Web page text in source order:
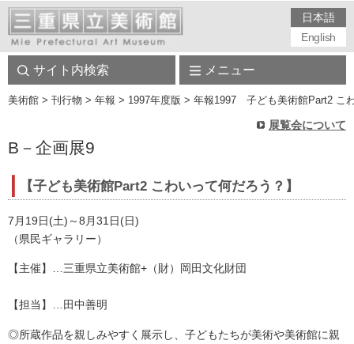
日本語
English
サイト内検索 メニュー
美術館 > 刊行物 > 年報 > 1997年度版 > 年報1997 子ども美術館Part2 こ
展覧会について
B－企画展9
【子ども美術館Part2 こわいって何だろう？】
7月19日(土)～8月31日(日)
（県民ギャラリー）
【主催】…三重県立美術館+（財）岡田文化財団
【担当】…田中善明
◎所蔵作品を親しみやすく展示し、子どもたちが美術や美術館に親